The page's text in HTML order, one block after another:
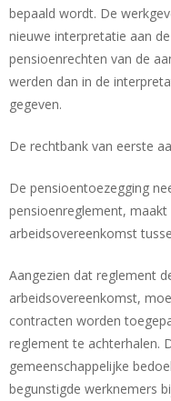
bepaald wordt. De
nieuwe interpretatie aan
pensioenrechten van de
werden dan in de
gegeven.
De rechtbank van eerste
De pensioentoezegging
pensioenreglement,
arbeidsovereenkomst
Aangezien dat reglement
arbeidsovereenkomst,
contracten worden
reglement te achterhalen.
gemeenschappelijke
begunstigde werknemers